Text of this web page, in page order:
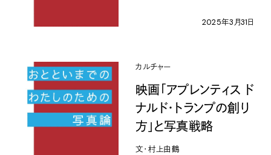
2025年3月31日
カルチャー
映画「アプレンティス ド
ナルド・トランプの創り
方」と写真戦略
文・村上由鶴